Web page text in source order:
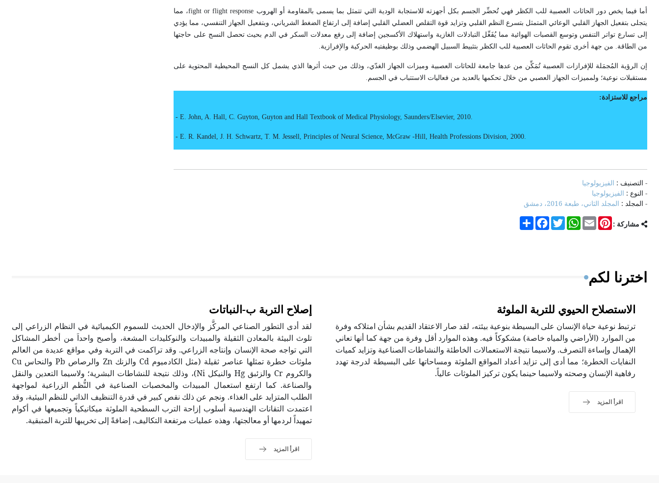
أما فيما يخص دور الحاثات العصبية للب الكظر فهي تُحضِّر الجسم بكل أجهزته للاستجابة الودية التي تتمثل بما يسمى بالمقاومة أو الهروب fight or flight response، مما
يتجلى بتفعيل الجهاز القلبي الوعائي المتمثل بتسرع النظم القلبي وتزايد قوة التقلص العضلي القلبي إضافة إلى ارتفاع الضغط الشرياني، وبتفعيل الجهاز التنفسي، مما يؤدي
إلى تسارع تواتر التنفس وتوسع القصبات الهوائية مما يُفَعِّل التبادلات الغازية واستهلاك الأكسجين إضافة إلى رفع معدلات السكر في الدم بحيث تحصل النسج على حاجتها
من الطاقة. من جهة أخرى تقوم الحاثات العصبية للب الكظر بتثبيط السبيل الهضمي وذلك بوظيفتيه الحركية والإفرازية.
إن الرؤية المُجمَلة للإفرازات العصبية تُمَكِّن من عدها جامعة للحاثات العصبية وميزات الجهاز الغدّي، وذلك من حيث أثرها الذي يشمل كل النسج المحيطية المحتوية على
مستقبلات نوعية؛ ولمميزات الجهاز العصبي من خلال تحكمها بالعديد من فعاليات الاستتباب في الجسم.
مراجع للاستزادة:
- E. John, A. Hall, C. Guyton, Guyton and Hall Textbook of Medical Physiology, Saunders/Elsevier, 2010.
- E. R. Kandel, J. H. Schwartz, T. M. Jessell, Principles of Neural Science, McGraw -Hill, Health Professions Di­vision, 2000.
- التصنيف : الفيزيولوجيا
- النوع : الفيزيولوجيا
- المجلد : المجلد الثاني، طبعة 2016، دمشق
مشاركة : Share
FacebookTwitter
WhatsAppEmail
Pinterest
اخترنا لكم
الاستصلاح الحيوي للتربة الملوثة
ترتبط نوعية حياة الإنسان على البسيطة بنوعية بيئته، لقد صار الاعتقاد القديم بشأن امتلاكه وفرة
من الموارد (الأراضي والمياه خاصة) مشكوكاً فيه. وهذه الموارد أقل وفرة من جهة كما أنها تعاني
الإهمال وإساءة التصرف. ولاسيما نتيجة الاستعمالات الخاطئة والنشاطات الصناعية وتزايد كميات
النفايات الخطرة؛ مما أدى إلى تزايد أعداد المواقع الملوثة ومساحاتها على البسيطة لدرجة تهدد
رفاهية الإنسان وصحته ولاسيما حينما يكون تركيز الملوثات عالياً.
اقرأ المزيد
إصلاح التربة ب-النباتات
لقد أدى التطور الصناعي المركَّز والإدخال الحديث للسموم الكيميائية في النظام الزراعي إلى
تلوث البيئة بالمعادن الثقيلة والمبيدات والنوكليدات المشعة، وأصبح واحداَ من أخطر المشاكل
التي تواجه صحة الإنسان وإنتاجه الزراعي. وقد تراكمت في التربة وفي مواقع عديدة من العالم
ملوثات خطرة تمثلها عناصر ثقيلة (مثل الكادميوم Cd والزنك Zn والرصاص Pb والنحاس Cu
والكروم Cr والزئبق Hg والنيكل Ni)، وذلك نتيجة للنشاطات البشرية؛ ولاسيما التعدين والنقل
والصناعة. كما ارتفع استعمال المبيدات والمخصبات الصناعية في النُّظم الزراعية لمواجهة
الطلب المتزايد على الغذاء. ونجم عن ذلك نقص كبير في قدرة التنظيف الذاتي للنظم البيئية، وقد
اعتمدت التقانات الهندسية أسلوب إزاحة الترب السطحية الملوثة ميكانيكياً وتجميعها في أكوام
تمهيداً لردمها أو معالجتها، وهذه عمليات مرتفعة التكاليف، إضافةً إلى تخريبها للتربة المتبقية.
اقرأ المزيد